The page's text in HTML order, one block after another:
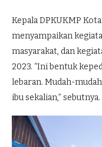
Kepala DPKUKMP
menyampaikan
masyarakat, dan
2023. “Ini bentuk
lebaran. Mudah-
ibu sekalian,” sebutnya.